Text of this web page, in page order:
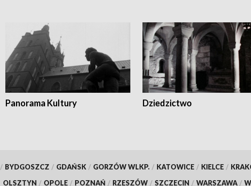
Panorama Kultury Dziedzictwo
/ BYDGOSZCZ / GDAŃSK / GORZÓW WLKP. / KATOWICE / KIELCE /
OLSZTYN / OPOLE / POZNAŃ / RZESZÓW / SZCZECIN / WARSZAWA /